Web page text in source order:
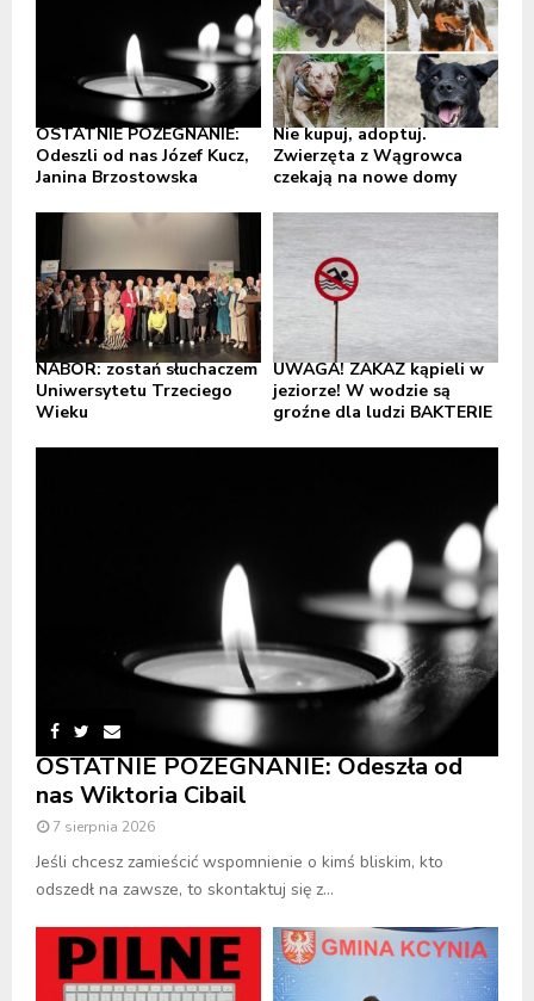
OSTATNIE POŻEGNANIE:
Odeszli od nas Józef Kucz,
Janina Brzostowska
Nie kupuj, adoptuj.
Zwierzęta z Wągrowca
czekają na nowe domy
NABÓR: zostań słuchaczem
Uniwersytetu Trzeciego
Wieku
UWAGA! ZAKAZ kąpieli w
jeziorze! W wodzie są
groźne dla ludzi BAKTERIE
OSTATNIE POŻEGNANIE: Odeszła od
nas Wiktoria Cibail
7 sierpnia 2026
Jeśli chcesz zamieścić wspomnienie o kimś bliskim, kto
odszedł na zawsze, to skontaktuj się z...